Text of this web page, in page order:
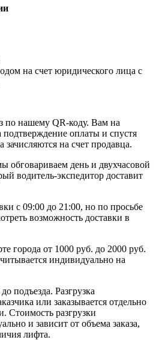
на счет юридического лица с
по нашему QR-коду. Вам на
подтверждение оплаты и спустя
зачисляются на счет продавца.
обговариваем день и двухчасовой
водитель-экспедитор доставит
с 09:00 до 21:00, но по просьбе
возможность доставки в
города от 1000 руб. до 2000 руб.
индивидуально на
подъезда. Разгрузка
или заказывается отдельно
Стоимость разгрузки
и зависит от объема заказа,
лифта.